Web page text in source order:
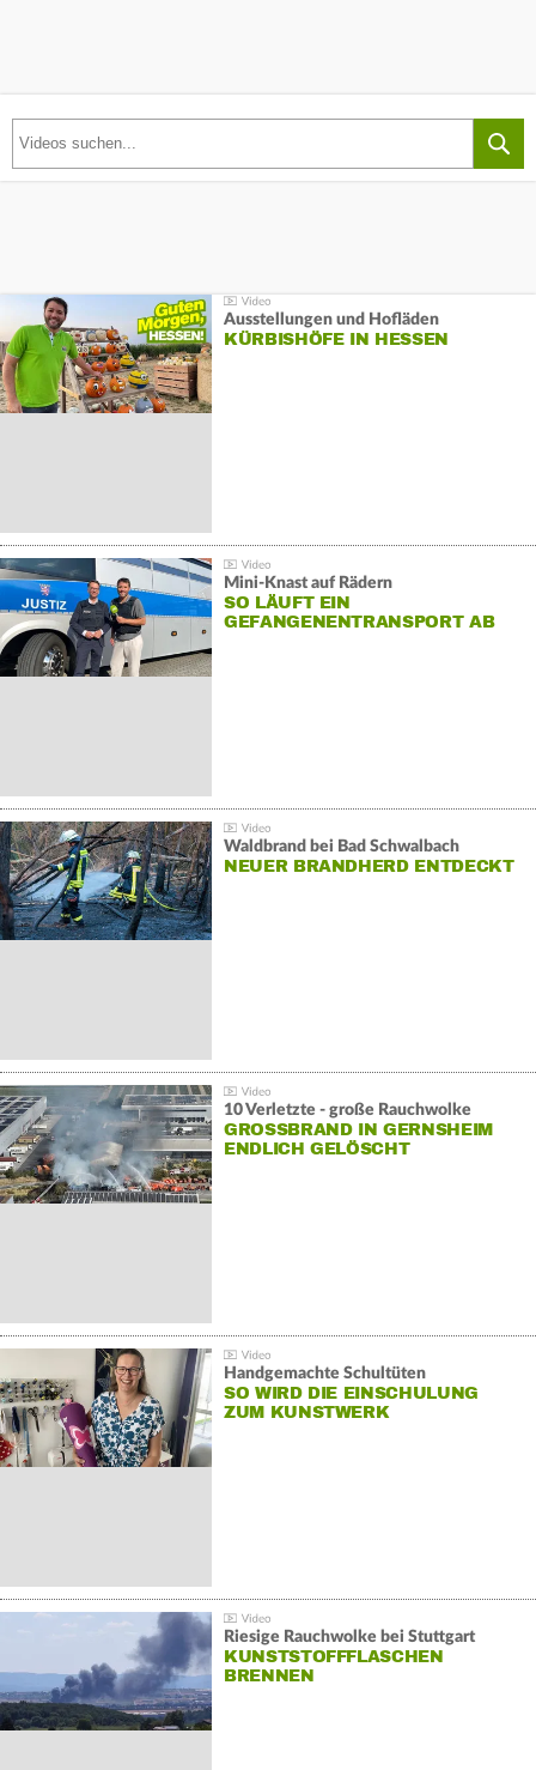
Ausstellungen und Hofläden
KÜRBISHÖFE IN HESSEN
Mini-Knast auf Rädern
SO LÄUFT EIN
GEFANGENENTRANSPORT AB
Waldbrand bei Bad Schwalbach
NEUER BRANDHERD ENTDECKT
10 Verletzte - große Rauchwolke
GROSSBRAND IN GERNSHEIM E
NDLICH GELÖSCHT
Handgemachte Schultüten
SO WIRD DIE EINSCHULUNG
ZUM KUNSTWERK
Riesige Rauchwolke bei Stuttgart
KUNSTSTOFFFLASCHEN
BRENNEN